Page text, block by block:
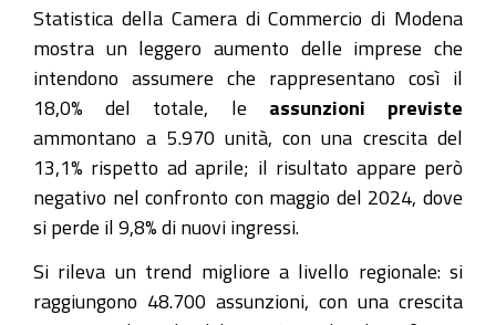
Statistica della Camera di Commercio di Modena
mostra un leggero aumento delle imprese che
intendono assumere che rappresentano così il
18,0% del totale, le assunzioni previste
ammontano a 5.970 unità, con una crescita del
13,1% rispetto ad aprile; il risultato appare però
negativo nel confronto con maggio del 2024, dove
si perde il 9,8% di nuovi ingressi.
Si rileva un trend migliore a livello regionale: si
raggiungono 48.700 assunzioni, con una crescita